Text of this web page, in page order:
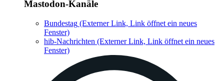
Mastodon-Kanäle
Bundestag (Externer Link, Link öffnet ein neues
Fenster)
hib-Nachrichten (Externer Link, Link öffnet ein neues
Fenster)